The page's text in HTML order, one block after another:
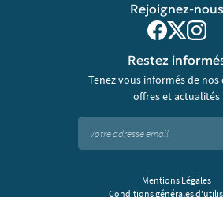
Rejoignez-nous
Restez
Tenez vous informés de nos
offres et actualités
Mentions Légales
Conditions générales